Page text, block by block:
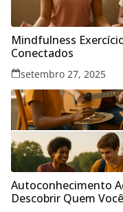
Mindfulness
Conectados
setembro 27, 2025
Autoconhecimento
Descobrir Quem